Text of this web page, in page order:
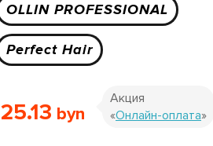
OLLIN PROFESSIONAL
Perfect Hair
25.13
Акция
«Онлайн-оплата»